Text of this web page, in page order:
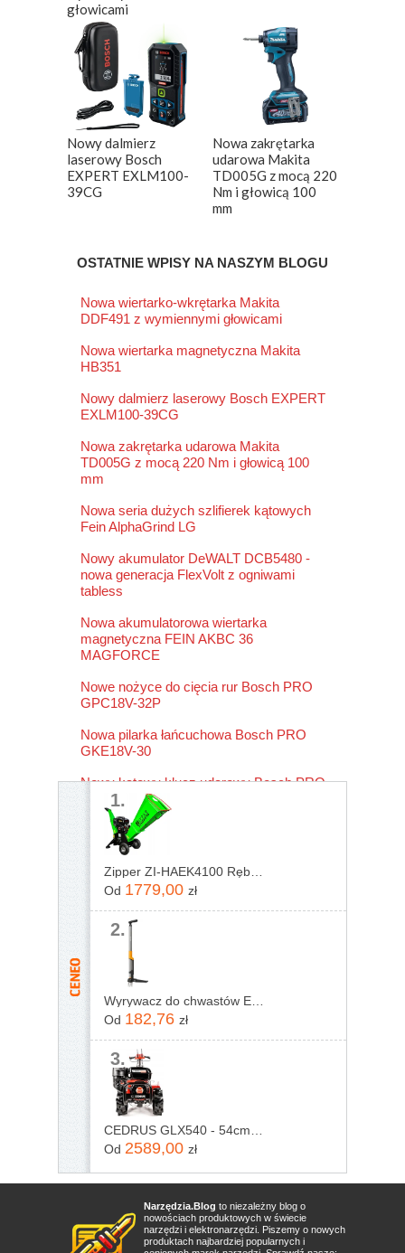
głowicami
Nowy dalmierz
laserowy Bosch
EXPERT EXLM100-
39CG
Nowa zakrętarka
udarowa Makita
TD005G z mocą 220
Nm i głowicą 100
mm
1.
Od 1779,00 zł
2.
Od 182,76 zł
3.
Od 2589,00 zł
OSTATNIE WPISY NA NASZYM BLOGU
Nowa wiertarko-wkrętarka Makita
DDF491 z wymiennymi głowicami
Nowa wiertarka magnetyczna Makita
HB351
Nowy dalmierz laserowy Bosch EXPERT
EXLM100-39CG
Nowa zakrętarka udarowa Makita
TD005G z mocą 220 Nm i głowicą 100
mm
Nowa seria dużych szlifierek kątowych
Fein AlphaGrind LG
Nowy akumulator DeWALT DCB5480 -
nowa generacja FlexVolt z ogniwami
tabless
Nowa akumulatorowa wiertarka
magnetyczna FEIN AKBC 36
MAGFORCE
Nowe nożyce do cięcia rur Bosch PRO
GPC18V-32P
Nowa pilarka łańcuchowa Bosch PRO
GKE18V-30
Nowy kątowy klucz udarowy Bosch PRO
GRS18V-330
Narzędzia.Blog to niezależny blog o
nowościach produktowych w świecie
narzędzi i elektronarzędzi. Piszemy o nowych
produktach najbardziej popularnych i